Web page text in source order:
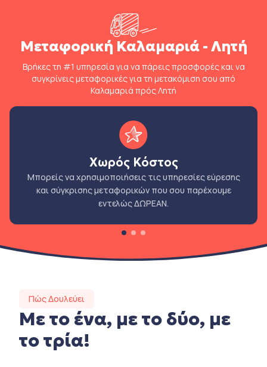
Μεταφορική Καλαμαριά - Λητή
Βρήκες τη #1 υπηρεσία για να πάρεις προσφορές και να
συγκρίνεις μεταφορικές για τη μετακόμιση σου από
Καλαμαριά πρός Λητή
Χωρός Κόστος
Μπορείς να χρησιμοποιήσεις τις υπηρεσίες εύρεσης
και σύγκρισης μεταφορικών που σου παρέχουμε
εντελώς ΔΩΡΕΑΝ.
Πώς Δουλεύει
Με το ένα, με το δύο, με
το τρία!